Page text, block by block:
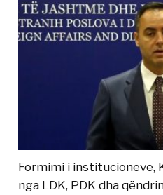
Formimi i institucioneve,
nga LDK, PDK dha